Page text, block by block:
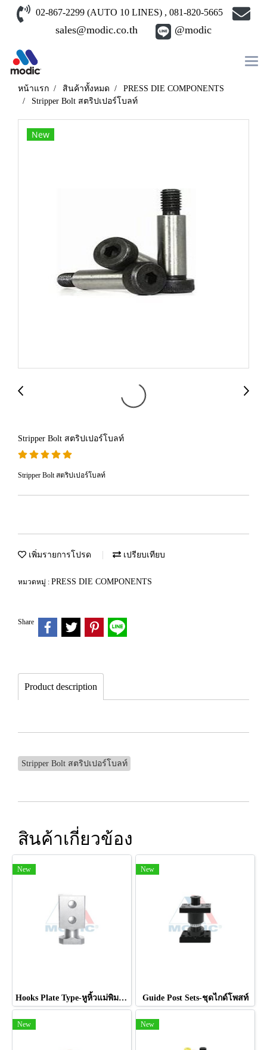
02-867-2299 (AUTO 10 LINES) , 081-820-5665
sales@modic.co.th @modic
หน้าแรก สินค้าทั้งหมด
PRESS DIE COMPONENTS
Stripper Bolt สตริปเปอร์โบลท์
New
Stripper Bolt สตริปเปอร์โบลท์
Stripper Bolt สตริปเปอร์โบลท์
เพิ่มรายการโปรด เปรียบเทียบ
หมวดหมู่ : PRESS DIE COMPONENTS
Share
Product description
Stripper Bolt สตริปเปอร์โบลท์
สินค้าเกี่ยวข้อง
New
Hooks Plate Type-หูหิ้วแม่พิมพ์แบบแผ่น
New
Guide Post Sets-ชุดไกด์โพสท์
New New